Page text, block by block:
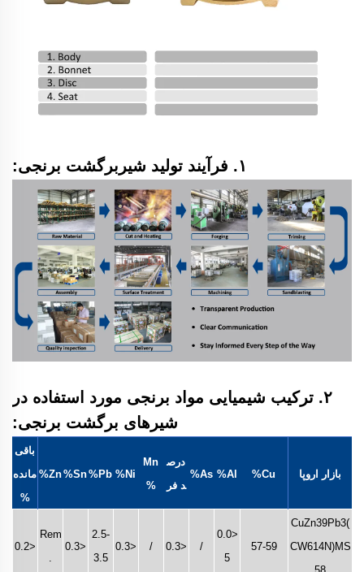
۱. فرآیند تولید شیربرگشت برنجی:
۲. ترکیب شیمیایی مواد برنجی مورد استفاده در
شیرهای برگشت برنجی:
بازار اروپا Cu%
Al%
As%
درص
د فر
Mn
%
Ni%
Pb%
Sn%
Zn%
باقی‌
مانده
%
CuZn39Pb3(
CW614N)MS
57-59
<0.0
5
/
<0.3
/
<0.3
2.5-
3.5
<0.3
Rem
<0.2